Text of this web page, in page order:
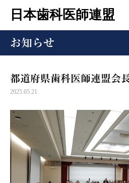
日本歯科医師連盟
お知らせ
都道府県歯科医師連盟会
2025.05.21